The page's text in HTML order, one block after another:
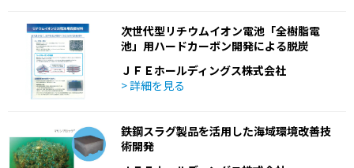
次世代型リチウムイオン電池「全樹脂電
池」用ハードカーボン開発による脱炭
ＪＦＥホールディングス株式会社
> 詳細を見る
鉄鋼スラグ製品を活用した海域環境改善技
術開発